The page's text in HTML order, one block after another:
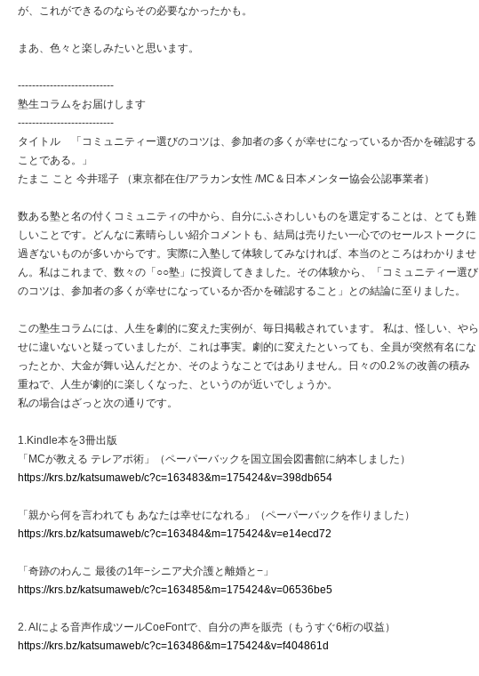
が、これができるのならその必要なかったかも。
まあ、色々と楽しみたいと思います。
---------------------------
塾生コラムをお届けします
---------------------------
タイトル 「コミュニティー選びのコツは、参加者の多くが幸せになっているか否かを確認する
ことである。」
たまこ こと 今井瑶子 （東京都在住/アラカン女性 /MC＆日本メンター協会公認事業者）
数ある塾と名の付くコミュニティの中から、自分にふさわしいものを選定することは、とても難
しいことです。どんなに素晴らしい紹介コメントも、結局は売りたい一心でのセールストークに
過ぎないものが多いからです。実際に入塾して体験してみなければ、本当のところはわかりませ
ん。私はこれまで、数々の「○○塾」に投資してきました。その体験から、「コミュニティー選び
のコツは、参加者の多くが幸せになっているか否かを確認すること」との結論に至りました。
この塾生コラムには、人生を劇的に変えた実例が、毎日掲載されています。 私は、怪しい、やら
せに違いないと疑っていましたが、これは事実。劇的に変えたといっても、全員が突然有名にな
ったとか、大金が舞い込んだとか、そのようなことではありません。日々の0.2％の改善の積み
重ねで、人生が劇的に楽しくなった、というのが近いでしょうか。
私の場合はざっと次の通りです。
1.Kindle本を3冊出版
「MCが教える テレアポ術」（ペーパーバックを国立国会図書館に納本しました）
https://krs.bz/katsumaweb/c?c=163483&m=175424&v=398db654
「親から何を言われても あなたは幸せになれる」（ペーパーバックを作りました）
https://krs.bz/katsumaweb/c?c=163484&m=175424&v=e14ecd72
「奇跡のわんこ 最後の1年−シニア犬介護と離婚と−」
https://krs.bz/katsumaweb/c?c=163485&m=175424&v=06536be5
2. AIによる音声作成ツールCoeFontで、自分の声を販売（もうすぐ6桁の収益）
https://krs.bz/katsumaweb/c?c=163486&m=175424&v=f404861d